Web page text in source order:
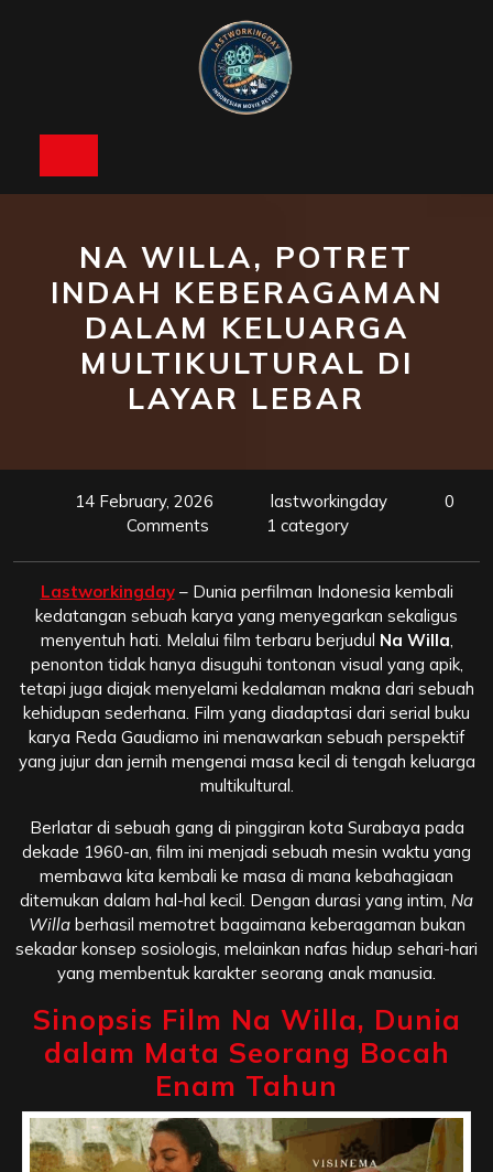
NA WILLA, POTRET
INDAH KEBERAGAMAN
DALAM KELUARGA
MULTIKULTURAL DI
LAYAR LEBAR
14 February, 2026 lastworkingday
0
Comments
1 category
Lastworkingday– Dunia perfilman Indonesia kembali
kedatangan sebuah karya yang menyegarkan sekaligus
menyentuh hati. Melalui film terbaru berjudul Na Willa
penonton tidak hanya disuguhi tontonan visual yang apik,
tetapi juga diajak menyelami kedalaman makna dari sebuah
kehidupan sederhana. Film yang diadaptasi dari serial buku
karya Reda Gaudiamo ini menawarkan sebuah perspektif
yang jujur dan jernih mengenai masa kecil di tengah keluarga
multikultural.
Berlatar di sebuah gang di pinggiran kota Surabaya pada
dekade 1960-an, film ini menjadi sebuah mesin waktu yang
membawa kita kembali ke masa di mana kebahagiaan
ditemukan dalam hal-hal kecil. Dengan durasi yang intim, Na
Willaberhasil memotret bagaimana keberagaman bukan
sekadar konsep sosiologis, melainkan nafas hidup sehari-hari
yang membentuk karakter seorang anak manusia.
Sinopsis Film Na Willa, Dunia
dalam Mata Seorang Bocah
Enam Tahun